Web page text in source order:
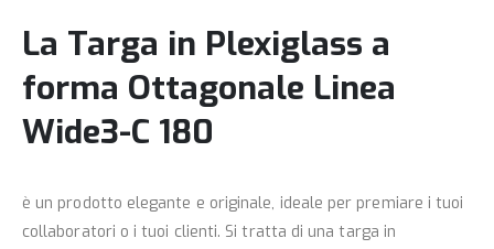
La Targa in Plexiglass a
forma Ottagonale Linea
Wide3-C 180
è un prodotto elegante e originale, ideale per premiare i tuoi
collaboratori o i tuoi clienti. Si tratta di una targa in